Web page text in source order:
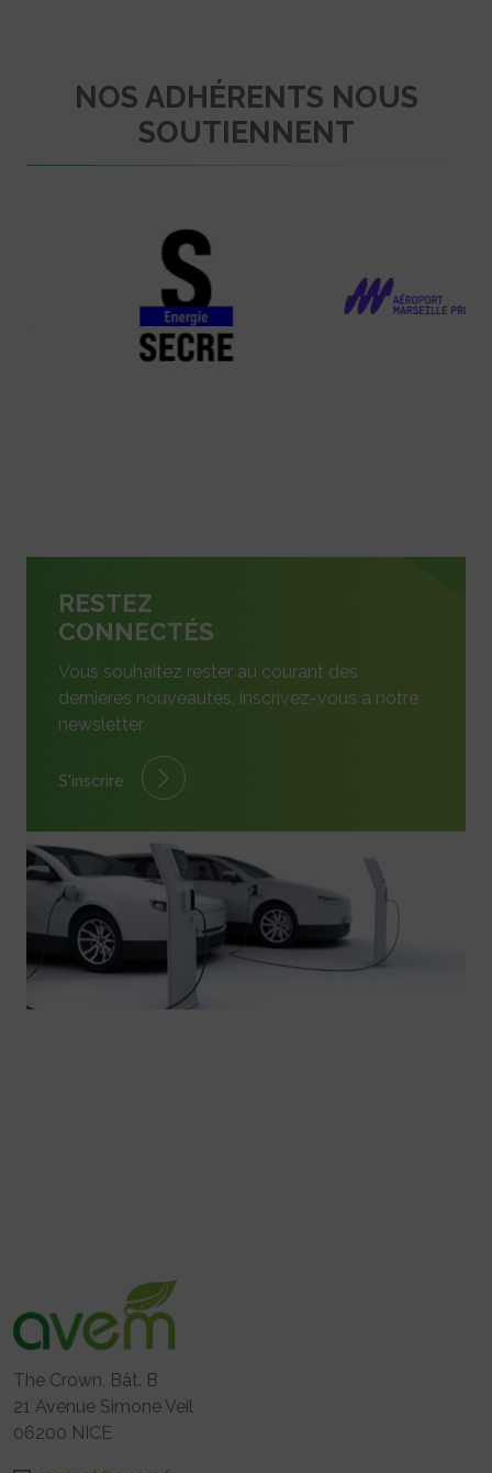
NOS ADHÉRENTS NOUS
SOUTIENNENT
RESTEZ
CONNECTÉS
Vous souhaitez rester au courant des
dernières nouveautés, inscrivez-vous à notre
newsletter.
S'inscrire
The Crown, Bât. B
21 Avenue Simone Veil
06200 NICE